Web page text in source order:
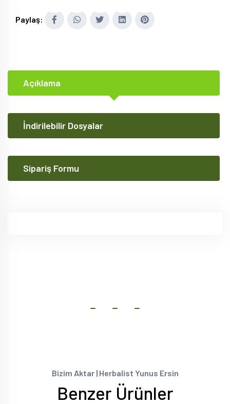
Paylaş:
Açıklama
İndirilebilir Dosyalar
Sipariş Formu
Bizim Aktar | Herbalist Yunus Ersin
Benzer Ürünler